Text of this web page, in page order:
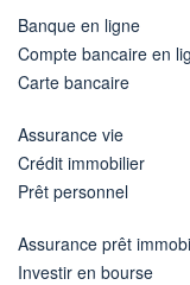
Banque en ligne
Compte bancaire en
Carte bancaire
Assurance vie
Crédit immobilier
Prêt personnel
Assurance prêt
Investir en bourse